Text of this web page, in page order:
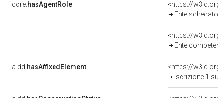
core:hasAgentRole
<https://
Ente schedatore
<https://
Ente competente per
a-dd:hasAffixedElement
<https://
Iscrizione 1